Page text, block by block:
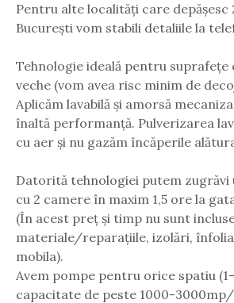
Pentru alte localități care depășesc
București vom stabili detaliile la
Tehnologie ideală pentru suprafețe
veche (vom avea risc minim de
Aplicăm lavabilă și amorsă
înaltă performanță. Pulverizarea
cu aer și nu gazăm încăperile
Datorită tehnologiei putem
cu 2 camere în maxim 1,5 ore la
(În acest preț și timp nu sunt
materiale/reparațiile, izolări,
mobila).
Avem pompe pentru orice spatiu
capacitate de peste 1000-